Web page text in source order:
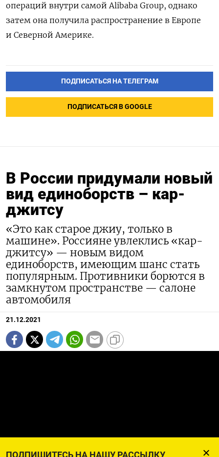
ПОДПИШИТЕСЬ НА НАШУ РАССЫЛКУ
операций внутри самой Alibaba Group, однако
затем она получила распространение в Европе
и Северной Америке.
ПОДПИСАТЬСЯ НА ТЕЛЕГРАМ
ПОДПИСАТЬСЯ В GOOGLE
В России придумали новый
вид единоборств – кар-
джитсу
«Это как старое джиу, только в
машине». Россияне увлеклись «кар-
джитсу» — новым видом
единоборств, имеющим шанс стать
популярным. Противники борются в
замкнутом пространстве — салоне
автомобиля
21.12.2021